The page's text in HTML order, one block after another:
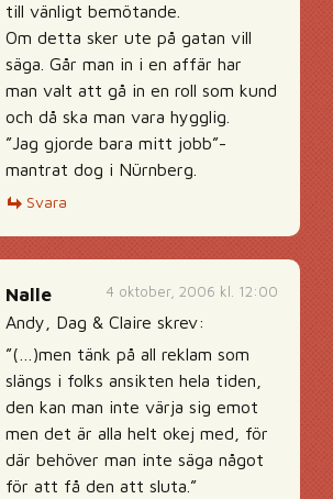
till vänligt bemötande.
Om detta sker ute på gatan vill
säga. Går man in i en affär har
man valt att gå in en roll som kund
och då ska man vara hygglig.
”Jag gjorde bara mitt jobb”-
mantrat dog i Nürnberg.
Svara
4 oktober, 2006 kl. 12:00
Nalle
Andy, Dag & Claire skrev:
”(…)men tänk på all reklam som
slängs i folks ansikten hela tiden,
den kan man inte värja sig emot
men det är alla helt okej med, för
där behöver man inte säga något
för att få den att sluta.”